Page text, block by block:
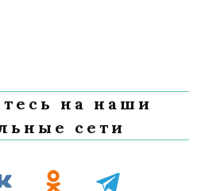
на наши
сети